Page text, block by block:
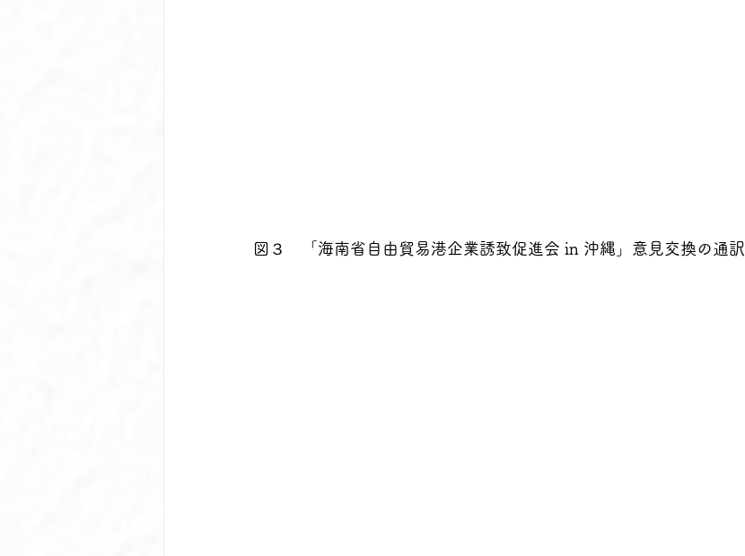
図３　「海南省自由貿易港企業誘致促進会 in 沖縄」意見交換の通訳